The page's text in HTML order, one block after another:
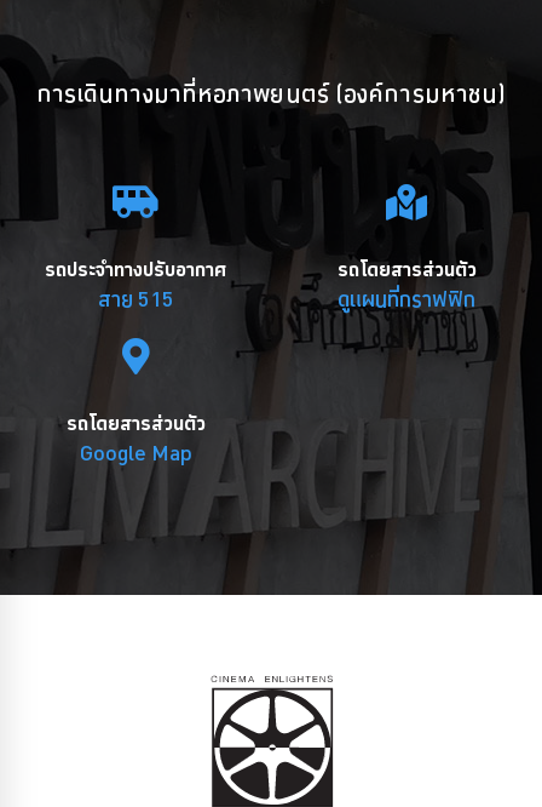
การเดินทางมาที่หอภาพยนตร์ (องค์การมหาชน)
รถประจำทางปรับอากาศ
สาย 515
รถโดยสารส่วนตัว
ดูแผนที่กราฟฟิก
รถโดยสารส่วนตัว
Google Map